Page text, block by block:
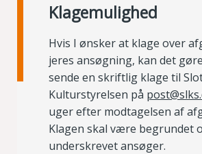
Klagemulighed
Hvis I ønsker at klage over
jeres ansøgning, kan det
sende en skriftlig klage til
Kulturstyrelsen på
uger efter modtagelsen af
Klagen skal være begrundet
underskrevet ansøger.